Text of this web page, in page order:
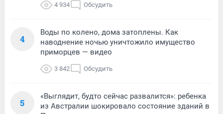
4 934 Обсудить
4
Воды по колено, дома затоплены. Как
наводнение ночью уничтожило имущество
приморцев — видео
3 842 Обсудить
5
«Выглядит, будто сейчас развалится»: ребенка
из Австралии шокировало состояние зданий в